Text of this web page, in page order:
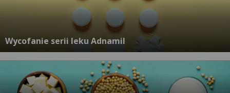
Wycofanie serii leku Adnamil